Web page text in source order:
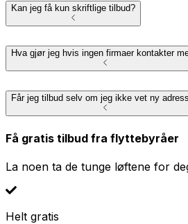
Kan jeg få kun skriftlige tilbud?
Hva gjør jeg hvis ingen firmaer kontakter
Får jeg tilbud selv om jeg ikke vet ny
Få gratis tilbud fra flyttebyråer
La noen ta de tunge løftene for
Helt gratis